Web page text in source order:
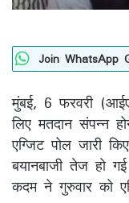
Join WhatsApp
मुंबई, 6 फरवरी
लिए मतदान संपन्न
एग्जिट पोल जारी
बयानबाजी तेज हो
कदम ने गुरुवार को